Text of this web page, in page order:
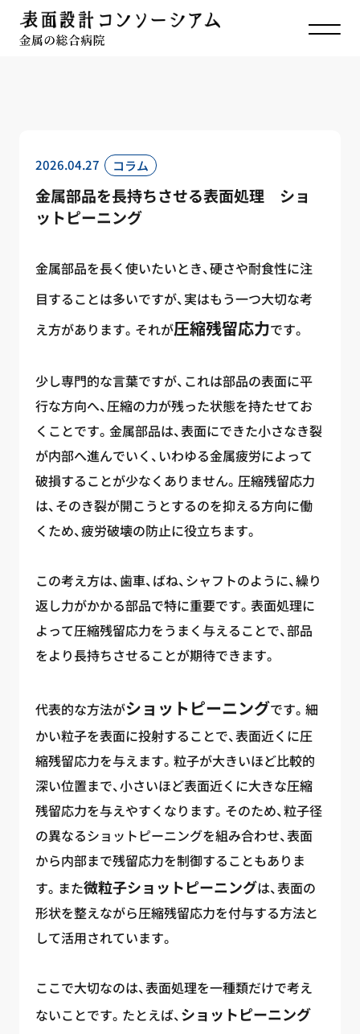
TOP
お知らせ
金属部品を長持ちさせる表面処理 ショットピーニング
2026.04.27 コラム
金属部品を長持ちさせる表面処理 ショ
ットピーニング
金属部品を長く使いたいとき、硬さや耐食性に注
目することは多いですが、実はもう一つ大切な考
え方があります。それが圧縮残留応力です。
少し専門的な言葉ですが、これは部品の表面に平
行な方向へ、圧縮の力が残った状態を持たせてお
くことです。金属部品は、表面にできた小さなき裂
が内部へ進んでいく、いわゆる金属疲労によって
破損することが少なくありません。圧縮残留応力
は、そのき裂が開こうとするのを抑える方向に働
くため、疲労破壊の防止に役立ちます。
この考え方は、歯車、ばね、シャフトのように、繰り
返し力がかかる部品で特に重要です。表面処理に
よって圧縮残留応力をうまく与えることで、部品
をより長持ちさせることが期待できます。
代表的な方法がショットピーニングです。細
かい粒子を表面に投射することで、表面近くに圧
縮残留応力を与えます。粒子が大きいほど比較的
深い位置まで、小さいほど表面近くに大きな圧縮
残留応力を与えやすくなります。そのため、粒子径
の異なるショットピーニングを組み合わせ、表面
から内部まで残留応力を制御することもありま
す。また微粒子ショットピーニングは、表面の
形状を整えながら圧縮残留応力を付与する方法と
して活用されています。
ここで大切なのは、表面処理を一種類だけで考え
ないことです。たとえば、ショットピーニング